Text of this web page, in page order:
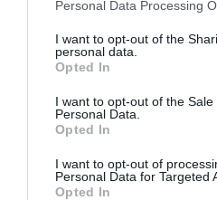
Personal Data Processing
I want to opt-out of the
personal data.
Opted In
I want to opt-out of the Sale
Personal Data.
Opted In
I want to opt-out of
Personal Data for Targeted
Opted In
ΔΩΡΕΑΝ ΕΚΔΗΛΩΣΕΙΣ
ΦΩΤΟΓΡΑΦΙΑ
Newsletter
Κάθε βδομάδα στο e-mail
την Τέχνη και τον Πολιτισμό!